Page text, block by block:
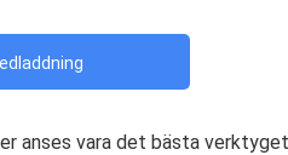
anses vara det bästa